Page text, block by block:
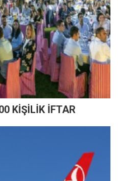
KİŞİLİK İFTAR